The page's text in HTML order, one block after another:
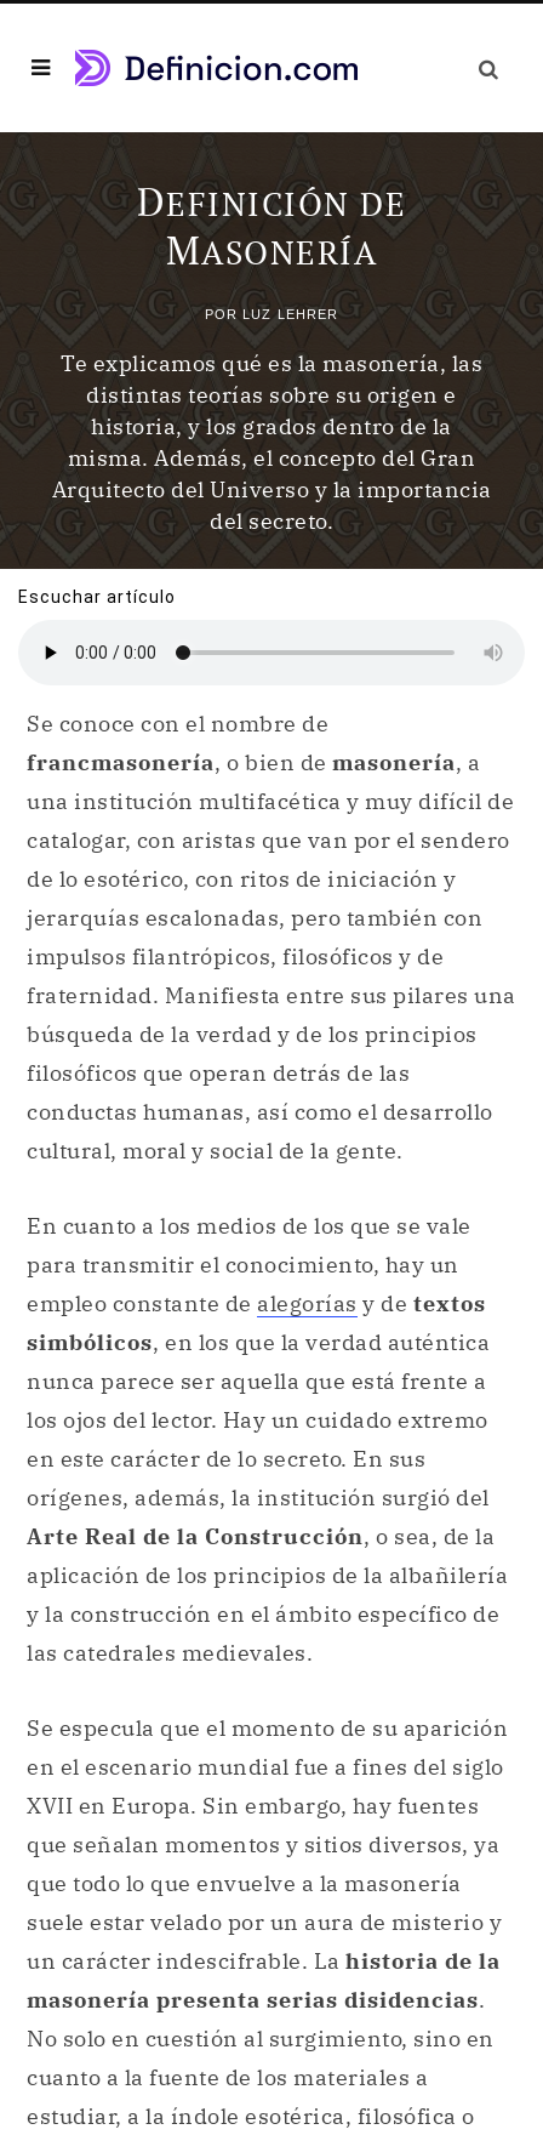
DEFINICIÓN DE
MASONERÍA
POR LUZ LEHRER
Te explicamos qué es la masonería, las
distintas teorías sobre su origen e
historia, y los grados dentro de la
misma. Además, el concepto del Gran
Arquitecto del Universo y la importancia
del secreto.
Escuchar artículo
Se conoce con el nombre de
francmasonería, o bien de masonería, a
una institución multifacética y muy difícil de
catalogar, con aristas que van por el sendero
de lo esotérico, con ritos de iniciación y
jerarquías escalonadas, pero también con
impulsos filantrópicos, filosóficos y de
fraternidad. Manifiesta entre sus pilares una
búsqueda de la verdad y de los principios
filosóficos que operan detrás de las
conductas humanas, así como el desarrollo
cultural, moral y social de la gente.
En cuanto a los medios de los que se vale
para transmitir el conocimiento, hay un
empleo constante de alegorías y de textos
simbólicos, en los que la verdad auténtica
nunca parece ser aquella que está frente a
los ojos del lector. Hay un cuidado extremo
en este carácter de lo secreto. En sus
orígenes, además, la institución surgió del
Arte Real de la Construcción, o sea, de la
aplicación de los principios de la albañilería
y la construcción en el ámbito específico de
las catedrales medievales.
Se especula que el momento de su aparición
en el escenario mundial fue a fines del siglo
XVII en Europa. Sin embargo, hay fuentes
que señalan momentos y sitios diversos, ya
que todo lo que envuelve a la masonería
suele estar velado por un aura de misterio y
un carácter indescifrable. La historia de la
masonería presenta serias disidencias.
No solo en cuestión al surgimiento, sino en
cuanto a la fuente de los materiales a
estudiar, a la índole esotérica, filosófica o